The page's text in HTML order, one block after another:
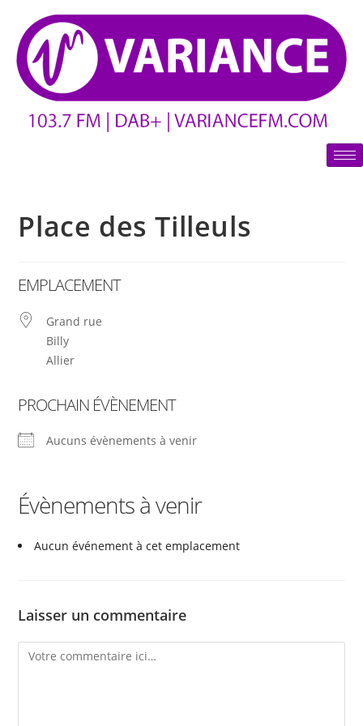
Place des Tilleuls
EMPLACEMENT
Grand rue
Billy
Allier
PROCHAIN ÉVÈNEMENT
Aucuns évènements à venir
Évènements à venir
Aucun événement à cet emplacement
Laisser un commentaire